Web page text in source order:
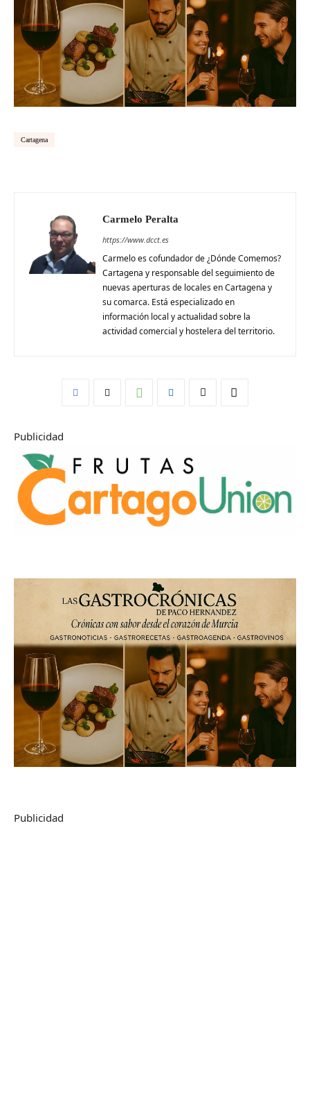
Cartagena
Carmelo Peralta
https://www.dcct.es
Carmelo es cofundador de ¿Dónde Comemos?
Cartagena y responsable del seguimiento de
nuevas aperturas de locales en Cartagena y
su comarca. Está especializado en
información local y actualidad sobre la
actividad comercial y hostelera del territorio.
Publicidad
Publicidad